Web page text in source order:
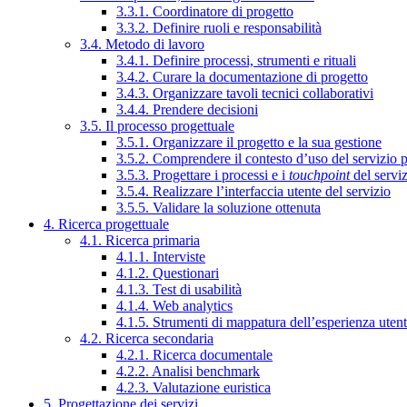
3.3.1. Coordinatore di progetto
3.3.2. Definire ruoli e responsabilità
3.4. Metodo di lavoro
3.4.1. Definire processi, strumenti e rituali
3.4.2. Curare la documentazione di progetto
3.4.3. Organizzare tavoli tecnici collaborativi
3.4.4. Prendere decisioni
3.5. Il processo progettuale
3.5.1. Organizzare il progetto e la sua gestione
3.5.2. Comprendere il contesto d’uso del servizio
3.5.3. Progettare i processi e i touchpointdel
3.5.4. Realizzare l’interfaccia utente del servizio
3.5.5. Validare la soluzione ottenuta
4. Ricerca progettuale
4.1. Ricerca primaria
4.1.1. Interviste
4.1.2. Questionari
4.1.3. Test di usabilità
4.1.4. Web analytics
4.1.5. Strumenti di mappatura dell’esperienza
4.2. Ricerca secondaria
4.2.1. Ricerca documentale
4.2.2. Analisi benchmark
4.2.3. Valutazione euristica
5. Progettazione dei servizi